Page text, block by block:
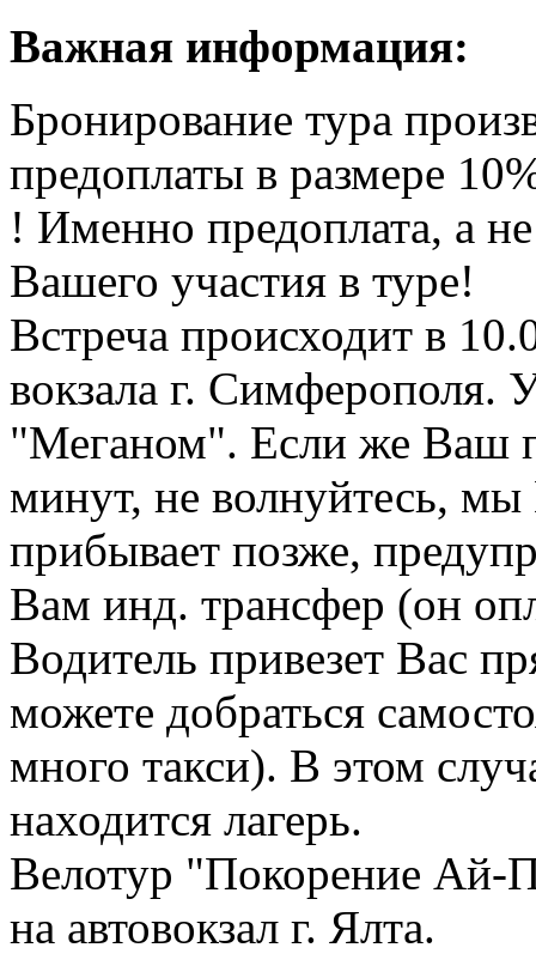
Важная информация:
Бронирование тура
предоплаты в размере
! Именно предоплата, а не
Вашего участия в туре!
Встреча происходит в
вокзала г. Симферополя.
"Меганом". Если же Ваш
минут, не волнуйтесь,
прибывает позже,
Вам инд. трансфер (он
Водитель привезет Вас
можете добраться
много такси). В этом
находится лагерь.
Велотур "Покорение Ай-
на автовокзал г. Ялта.